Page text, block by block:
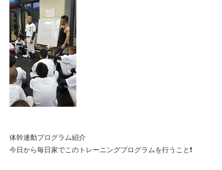
体幹連動プログラム紹介
今日から毎日家でこのトレーニングプログラムを行うこと❗